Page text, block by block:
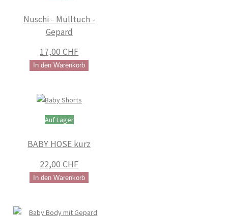
Nuschi - Mulltuch -
Gepard
17,00 CHF
In den Warenkorb
Auf Lager
BABY HOSE kurz
22,00 CHF
In den Warenkorb